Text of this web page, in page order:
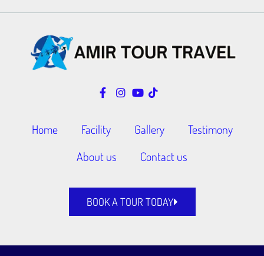
Home Facility Gallery
Testimony
About us
Contact us
BOOK A TOUR TODAY